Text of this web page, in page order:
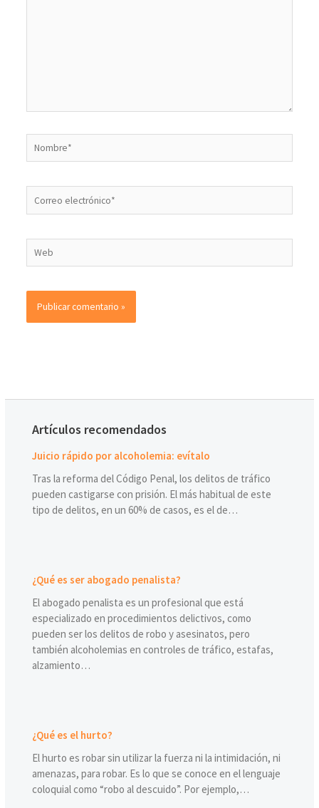
Artículos recomendados
Juicio rápido por alcoholemia: evítalo
Tras la reforma del Código Penal, los delitos de tráfico
pueden castigarse con prisión. El más habitual de este
tipo de delitos, en un 60% de casos, es el de…
¿Qué es ser abogado penalista?
El abogado penalista es un profesional que está
especializado en procedimientos delictivos, como
pueden ser los delitos de robo y asesinatos, pero
también alcoholemias en controles de tráfico, estafas,
alzamiento…
¿Qué es el hurto?
El hurto es robar sin utilizar la fuerza ni la intimidación, ni
amenazas, para robar. Es lo que se conoce en el lenguaje
coloquial como “robo al descuido”. Por ejemplo,…